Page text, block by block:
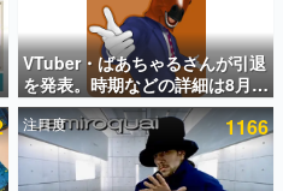
ーの方々に製作時のエピソードをお
画（ゲーム）とは何か？を探ってい
けない。『赫本』は、〈試験問題〉
小説集です。
VTuber・ばあちゃるさんが引退
を発表。時期などの詳細は8月9
日15時からの配信で説明
注目度 1166